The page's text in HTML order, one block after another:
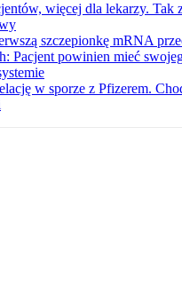
więcej dla lekarzy. Tak
szczepionkę mRNA
Pacjent powinien mieć
w sporze z Pfizerem.